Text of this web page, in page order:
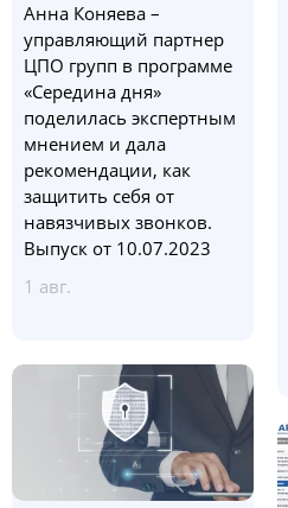
Анна Коняева –
управляющий партнер
ЦПО групп в программе
«Середина дня»
поделилась экспертным
мнением и дала
рекомендации, как
защитить себя от
навязчивых звонков.
Выпуск от 10.07.2023
1 авг.